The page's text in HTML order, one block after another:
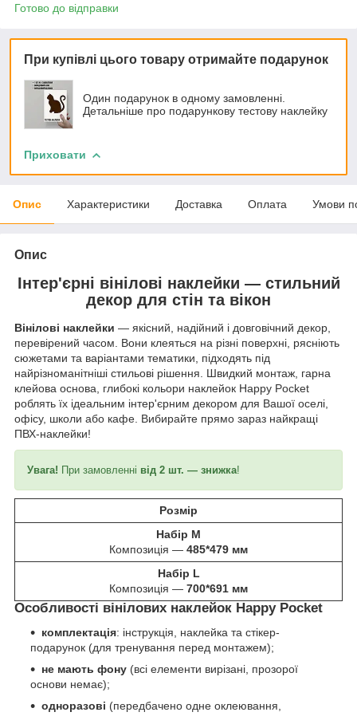
Готово до відправки
При купівлі цього товару отримайте подарунок
Один подарунок в одному замовленні.
Детальніше про подарункову тестову наклейку
Приховати
Опис Характеристики Доставка Оплата Умови
Опис
Інтер'єрні вінілові наклейки — стильний
декор для стін та вікон
Вінілові наклейки — якісний, надійний і довговічний декор,
перевірений часом. Вони клеяться на різні поверхні, рясніють
сюжетами та варіантами тематики, підходять під
найрізноманітніші стильові рішення. Швидкий монтаж, гарна
клейова основа, глибокі кольори наклейок Happy Pocket
роблять їх ідеальним інтер'єрним декором для Вашої оселі,
офісу, школи або кафе. Вибирайте прямо зараз найкращі
ПВХ-наклейки!
Увага! При замовленні від 2 шт. — знижка!
Розмір
Набір M
Композиція — 485*479 мм
Набір L
Композиція — 700*691 мм
Особливості вінілових наклейок Happy Pocket
комплектація: інструкція, наклейка та стікер-
подарунок (для тренування перед монтажем);
не мають фону (всі елементи вирізані, прозорої
основи немає);
одноразові (передбачено одне оклеювання,